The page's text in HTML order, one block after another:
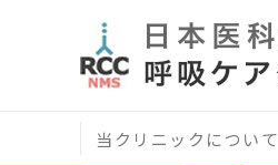
当クリニックについて